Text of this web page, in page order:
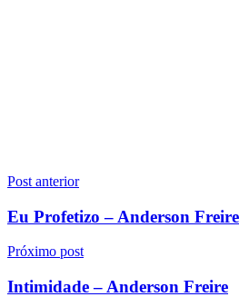
Navegação
de
Post anterior
Eu Profetizo – Anderson Freire
Próximo post
Intimidade – Anderson Freire